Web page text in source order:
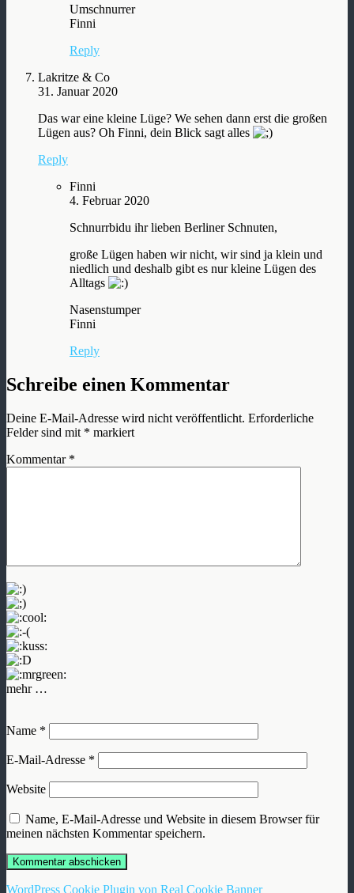
Umschnurrer
Finni
Reply
Lakritze & Co
31. Januar 2020
Das war eine kleine Lüge? We sehen dann erst die großen
Lügen aus? Oh Finni, dein Blick sagt alles
Reply
Finni
4. Februar 2020
Schnurrbidu ihr lieben Berliner Schnuten,
große Lügen haben wir nicht, wir sind ja klein und
niedlich und deshalb gibt es nur kleine Lügen des
Alltags
Nasenstumper
Finni
Reply
Schreibe einen Kommentar
Deine E-Mail-Adresse wird nicht veröffentlicht. Erforderliche
Felder sind mit * markiert
Kommentar *
mehr …
Name *
E-Mail-Adresse *
Website
Name, E-Mail-Adresse und Website in diesem Browser für
meinen nächsten Kommentar speichern.
WordPress Cookie Plugin von Real Cookie Banner